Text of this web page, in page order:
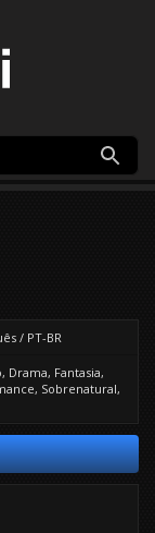
/ PT-BR
, Drama, Fantasia,
, Sobrenatural,